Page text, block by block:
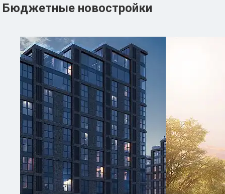
Бюджетные новостройки